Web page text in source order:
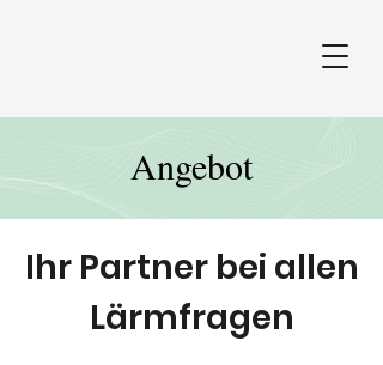
Angebot
Ihr Partner bei allen
Lärmfragen